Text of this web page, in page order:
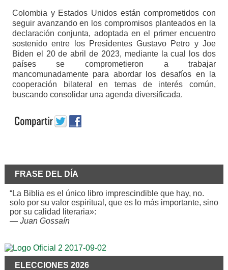
Colombia y Estados Unidos están comprometidos con
seguir avanzando en los compromisos planteados en la
declaración conjunta, adoptada en el primer encuentro
sostenido entre los Presidentes Gustavo Petro y Joe
Biden el 20 de abril de 2023, mediante la cual los dos
países se comprometieron a trabajar
mancomunadamente para abordar los desafíos en la
cooperación bilateral en temas de interés común,
buscando consolidar una agenda diversificada.
FRASE DEL DÍA
“La Biblia es el único libro imprescindible que hay, no.
solo por su valor espiritual, que es lo más importante, sino
por su calidad literaria»:
— Juan Gossaín
ELECCIONES 2026